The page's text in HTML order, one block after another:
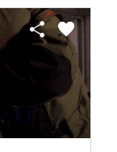
share favorite